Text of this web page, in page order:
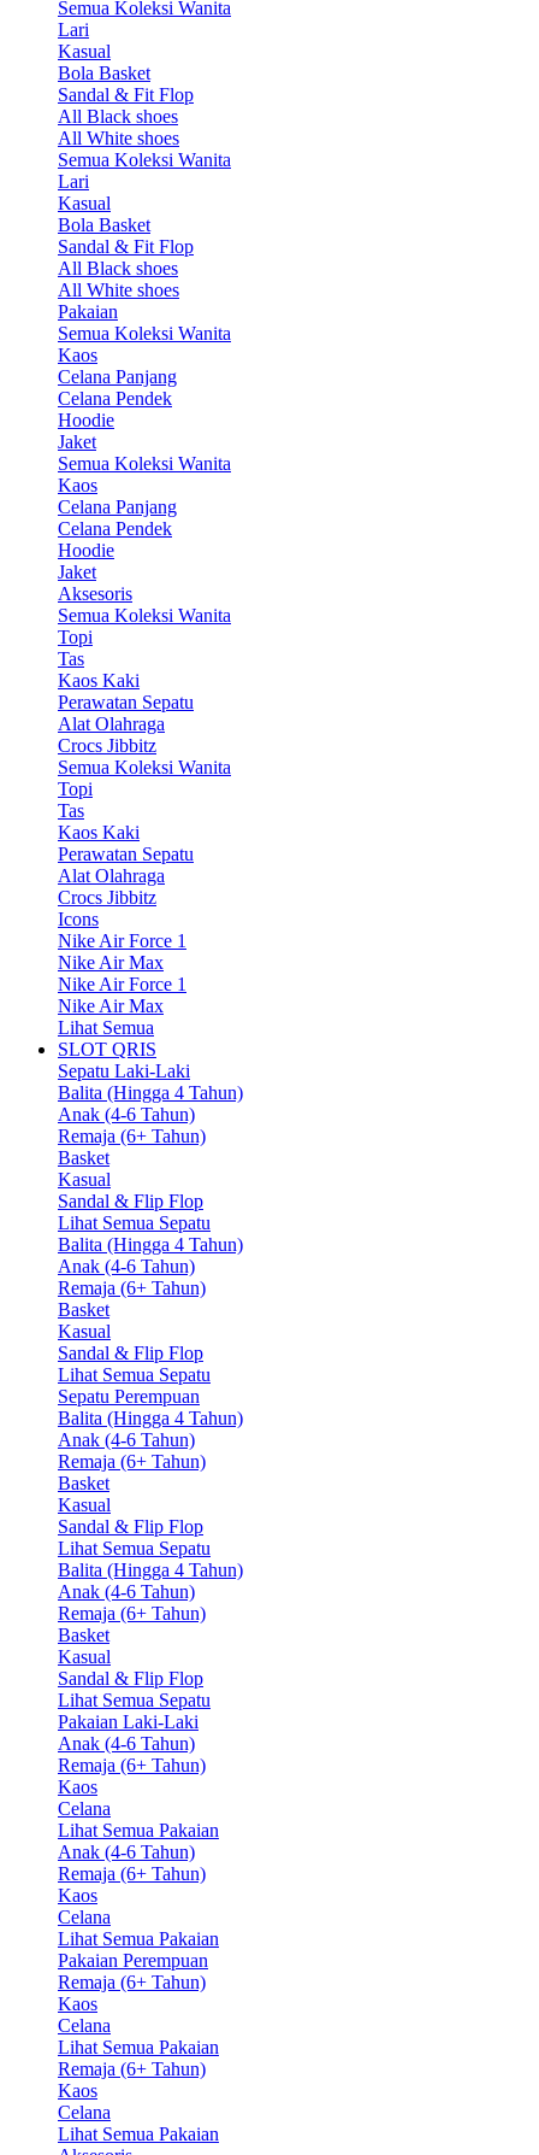
Semua Koleksi Wanita
Lari
Kasual
Bola Basket
Sandal & Fit Flop
All Black shoes
All White shoes
Semua Koleksi Wanita
Lari
Kasual
Bola Basket
Sandal & Fit Flop
All Black shoes
All White shoes
Pakaian
Semua Koleksi Wanita
Kaos
Celana Panjang
Celana Pendek
Hoodie
Jaket
Semua Koleksi Wanita
Kaos
Celana Panjang
Celana Pendek
Hoodie
Jaket
Aksesoris
Semua Koleksi Wanita
Topi
Tas
Kaos Kaki
Perawatan Sepatu
Alat Olahraga
Crocs Jibbitz
Semua Koleksi Wanita
Topi
Tas
Kaos Kaki
Perawatan Sepatu
Alat Olahraga
Crocs Jibbitz
Icons
Nike Air Force 1
Nike Air Max
Nike Air Force 1
Nike Air Max
Lihat Semua
SLOT QRIS
Sepatu Laki-Laki
Balita (Hingga 4 Tahun)
Anak (4-6 Tahun)
Remaja (6+ Tahun)
Basket
Kasual
Sandal & Flip Flop
Lihat Semua Sepatu
Balita (Hingga 4 Tahun)
Anak (4-6 Tahun)
Remaja (6+ Tahun)
Basket
Kasual
Sandal & Flip Flop
Lihat Semua Sepatu
Sepatu Perempuan
Balita (Hingga 4 Tahun)
Anak (4-6 Tahun)
Remaja (6+ Tahun)
Basket
Kasual
Sandal & Flip Flop
Lihat Semua Sepatu
Balita (Hingga 4 Tahun)
Anak (4-6 Tahun)
Remaja (6+ Tahun)
Basket
Kasual
Sandal & Flip Flop
Lihat Semua Sepatu
Pakaian Laki-Laki
Anak (4-6 Tahun)
Remaja (6+ Tahun)
Kaos
Celana
Lihat Semua Pakaian
Anak (4-6 Tahun)
Remaja (6+ Tahun)
Kaos
Celana
Lihat Semua Pakaian
Pakaian Perempuan
Remaja (6+ Tahun)
Kaos
Celana
Lihat Semua Pakaian
Remaja (6+ Tahun)
Kaos
Celana
Lihat Semua Pakaian